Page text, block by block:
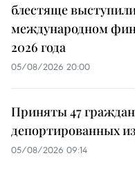
блестяще
международном
2026 года
05/08/2026 20:00
Приняты 47
депортированных
05/08/2026 09:14